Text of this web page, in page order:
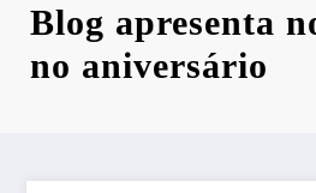
Blog apresenta
no aniversário